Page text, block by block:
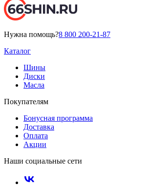
Нужна помощь?8 800 200-21-87
Каталог
Шины
Диски
Масла
Покупателям
Бонусная программа
Доставка
Оплата
Акции
Наши социальные сети